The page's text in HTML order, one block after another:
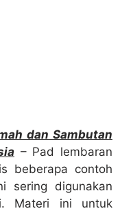
dan Sambutan
– Pad lembaran
beberapa contoh
sering digunakan
Materi ini untuk